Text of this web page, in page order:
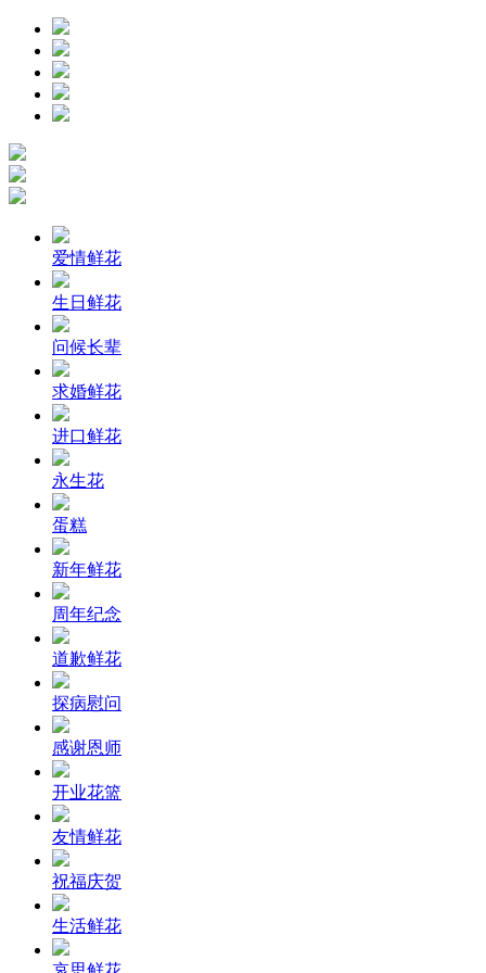
爱情鲜花
生日鲜花
问候长辈
求婚鲜花
进口鲜花
永生花
蛋糕
新年鲜花
周年纪念
道歉鲜花
探病慰问
感谢恩师
开业花篮
友情鲜花
祝福庆贺
生活鲜花